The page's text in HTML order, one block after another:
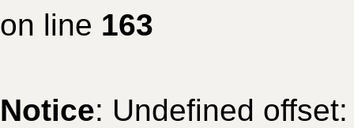
on line 163
Notice: Undefined